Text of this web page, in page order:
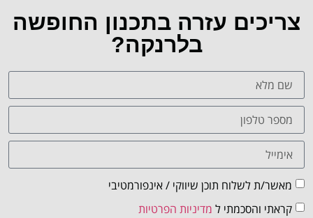
צריכים עזרה בתכנון החופשה
בלרנקה?
מאשר/ת לשלוח תוכן שיווקי / אינפורמטיבי
קראתי והסכמתי ל מדיניות הפרטיות